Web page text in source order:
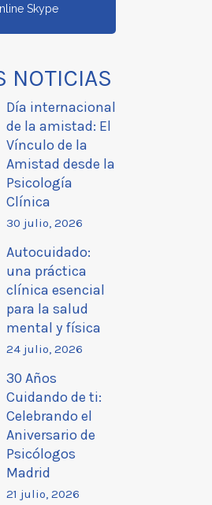
Skype
NOTICIAS
Día internacional
de la amistad: El
Vínculo de la
Amistad desde la
Psicología
Clínica
30 julio, 2026
Autocuidado:
una práctica
clínica esencial
para la salud
mental y física
24 julio, 2026
30 Años
Cuidando de ti:
Celebrando el
Aniversario de
Psicólogos
Madrid
21 julio, 2026